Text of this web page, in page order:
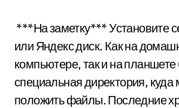
***На заметку*** Установите
или Яндекс диск. Как на
компьютере, так и на планшете
специальная директория,
положить файлы. Последние